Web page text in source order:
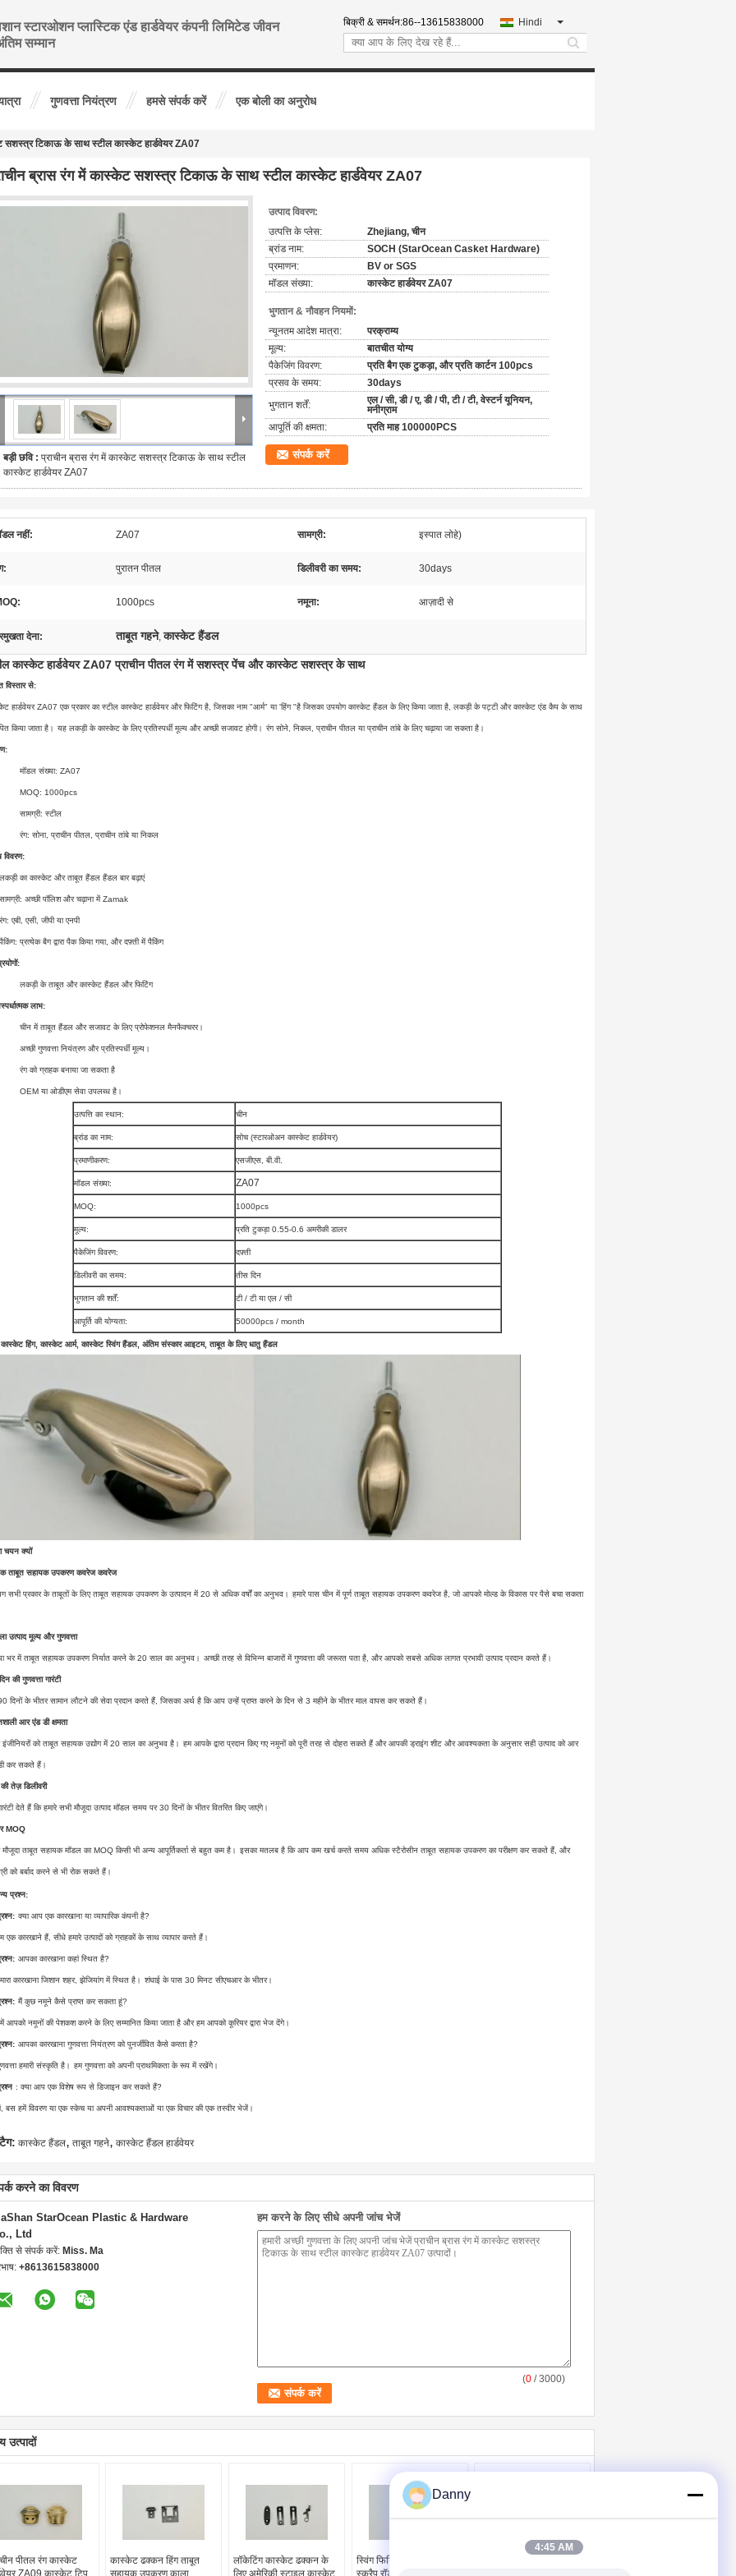
स्टारओशन प्लास्टिक एंड हार्डवेयर कंपनी लिमिटेड जीवन
सम्मान
बिक्री & समर्थन:86--13615838000 Hindi
search
गुणवत्ता नियंत्रण हमसे संपर्क करें एक बोली का अनुरोध
सशस्त्र टिकाऊ के साथ स्टील कास्केट हार्डवेयर ZA07
ब्रास रंग में कास्केट सशस्त्र टिकाऊ के साथ स्टील कास्केट हार्डवेयर ZA07
बड़ी छवि : प्राचीन ब्रास रंग में कास्केट सशस्त्र टिकाऊ के साथ स्टील
कास्केट हार्डवेयर ZA07
उत्पाद विवरण:
उत्पत्ति के प्लेस:
Zhejiang, चीन
ब्रांड नाम:
SOCH (StarOcean Casket Hardware)
प्रमाणन:
BV or SGS
मॉडल संख्या:
कास्केट हार्डवेयर ZA07
भुगतान & नौवहन नियमों:
न्यूनतम आदेश मात्रा:
परक्राम्य
मूल्य:
बातचीत योग्य
पैकेजिंग विवरण:
प्रति बैग एक टुकड़ा, और प्रति कार्टन 100pcs
प्रसव के समय:
30days
भुगतान शर्तें:
एल / सी, डी / ए, डी / पी, टी / टी, वेस्टर्न यूनियन,
मनीग्राम
आपूर्ति की क्षमता:
प्रति माह 100000PCS
संपर्क करें
नहीं: ZA07 सामग्री: इस्पात लोहे)
पुरातन पीतल डिलीवरी का समय: 30days
1000pcs नमूना: आज़ादी से
देना: ताबूत गहने,कास्केट हैंडल
कास्केट हार्डवेयर ZA07 प्राचीन पीतल रंग में सशस्त्र पेंच और कास्केट सशस्त्र के साथ
विस्तार से:
हार्डवेयर ZA07 एक प्रकार का स्टील कास्केट हार्डवेयर और फिटिंग है, जिसका नाम "आर्म" या 'हिंग "है जिसका उपयोग कास्केट हैंडल के लिए किया जाता है, लकड़ी के पट्टी और कास्केट एंड कैप के साथ
किया जाता है। यह लकड़ी के कास्केट के लिए प्रतिस्पर्धी मूल्य और अच्छी सजावट होगी। रंग सोने, निकल, प्राचीन पीतल या प्राचीन तांबे के लिए चढ़ाया जा सकता है।
मॉडल संख्या: ZA07
MOQ: 1000pcs
सामग्री: स्टील
रंग: सोना, प्राचीन पीतल, प्राचीन तांबे या निकल
विवरण:
लकड़ी का कास्केट और ताबूत हैंडल हैंडल बार बढ़ाएं
सामग्री: अच्छी पॉलिश और चढ़ाना में Zamak
रंग: एबी, एसी, जीपी या एनपी
पैकिंग: प्रत्येक बैग द्वारा पैक किया गया, और दफ़्ती में पैकिंग
लकड़ी के ताबूत और कास्केट हैंडल और फिटिंग
लाभ:
चीन में ताबूत हैंडल और सजावट के लिए प्रोफेशनल मैनफैक्चरर।
अच्छी गुणवत्ता नियंत्रण और प्रतिस्पर्धी मूल्य।
रंग को ग्राहक बनाया जा सकता है
OEM या ओडीएम सेवा उपलब्ध है।
उत्पत्ति का स्थान: चीन
ब्रांड का नाम: सोच (स्टारओअन कास्केट हार्डवेयर)
प्रमाणीकरण: एसजीएस, बी.वी.
मॉडल संख्या: ZA07
MOQ: 1000pcs
मूल्य: प्रति टुकड़ा 0.55-0.6 अमरीकी डालर
पैकेजिंग विवरण: दफ़्ती
डिलीवरी का समय: तीस दिन
भुगतान की शर्तें: टी / टी या एल / सी
आपूर्ति की योग्यता: 50000pcs / month
हिंग, कास्केट आर्म, कास्केट स्विंग हैंडल, अंतिम संस्कार आइटम, ताबूत के लिए धातु हैंडल
चयन क्यों
ताबूत सहायक उपकरण कवरेज कवरेज
सभी प्रकार के ताबूतों के लिए ताबूत सहायक उपकरण के उत्पादन में 20 से अधिक वर्षों का अनुभव। हमारे पास चीन में पूर्ण ताबूत सहायक उपकरण कवरेज है, जो आपको मोल्ड के विकास पर पैसे बचा सकता
उत्पाद मूल्य और गुणवत्ता
भर में ताबूत सहायक उपकरण निर्यात करने के 20 साल का अनुभव। अच्छी तरह से विभिन्न बाजारों में गुणवत्ता की जरूरत पता है, और आपको सबसे अधिक लागत प्रभावी उत्पाद प्रदान करते हैं।
की गुणवत्ता गारंटी
दिनों के भीतर सामान लौटने की सेवा प्रदान करते हैं, जिसका अर्थ है कि आप उन्हें प्राप्त करने के दिन से 3 महीने के भीतर माल वापस कर सकते हैं।
आर एंड डी क्षमता
इंजीनियरों को ताबूत सहायक उद्योग में 20 साल का अनुभव है। हम आपके द्वारा प्रदान किए गए नमूनों को पूरी तरह से दोहरा सकते हैं और आपकी ड्राइंग शीट और आवश्यकता के अनुसार सही उत्पाद को आर
कर सकते हैं।
तेज़ डिलीवरी
देते हैं कि हमारे सभी मौजूदा उत्पाद मॉडल समय पर 30 दिनों के भीतर वितरित किए जाएंगे।
MOQ
मौजूदा ताबूत सहायक मॉडल का MOQ किसी भी अन्य आपूर्तिकर्ता से बहुत कम है। इसका मतलब है कि आप कम खर्च करते समय अधिक स्टैरोसीन ताबूत सहायक उपकरण का परीक्षण कर सकते हैं, और
को बर्बाद करने से भी रोक सकते हैं।
प्रश्न:
क्या आप एक कारखाना या व्यापारिक कंपनी है?
एक कारखाने हैं, सीधे हमारे उत्पादों को ग्राहकों के साथ व्यापार करते हैं।
आपका कारखाना कहां स्थित है?
कारखाना जिशान शहर, झेजियांग में स्थित है। शंघाई के पास 30 मिनट सीएचआर के भीतर।
मैं कुछ नमूने कैसे प्राप्त कर सकता हूं?
आपको नमूनों की पेशकश करने के लिए सम्मानित किया जाता है और हम आपको कूरियर द्वारा भेज देंगे।
आपका कारखाना गुणवत्ता नियंत्रण को पुनर्जीवित कैसे करता है?
हमारी संस्कृति है। हम गुणवत्ता को अपनी प्राथमिकता के रूप में रखेंगे।
: क्या आप एक विशेष रूप से डिजाइन कर सकते हैं?
बस हमें विवरण या एक स्केच या अपनी आवश्यकताओं या एक विचार की एक तस्वीर भेजें।
टैग: कास्केट हैंडल, ताबूत गहने, कास्केट हैंडल हार्डवेयर
करने का विवरण
StarOcean Plastic & Hardware
Ltd
से संपर्क करें: Miss. Ma
+8613615838000
हम करने के लिए सीधे अपनी जांच भेजें
(0 / 3000)
उत्पादों
पीतल रंग कास्केट
ZA09 कास्केट टिप
कास्केट ढक्कन हिंग ताबूत
सहायक उपकरण काला
लॉकेटिंग कास्केट ढक्कन के
लिए अमेरिकी स्टाइल कास्केट
स्विंग फिटिंग ताबूत गहने,
स्क्रैप रॉड के साथ कास्केट
Danny
4:45 AM